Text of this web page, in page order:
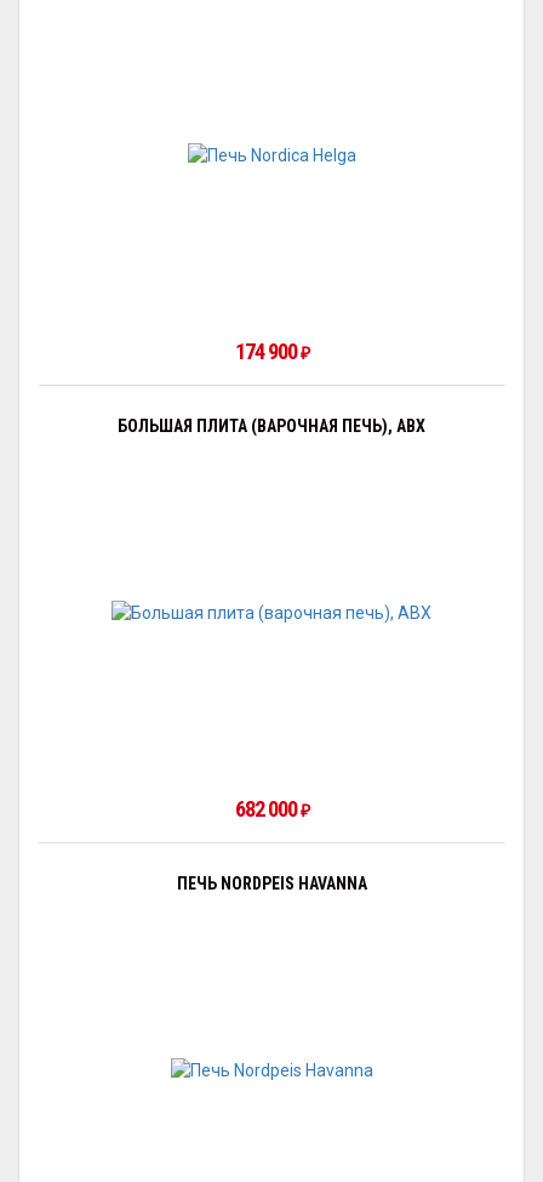
174 900 ₽
БОЛЬШАЯ ПЛИТА (ВАРОЧНАЯ ПЕЧЬ), ABX
682 000 ₽
ПЕЧЬ NORDPEIS HAVANNA